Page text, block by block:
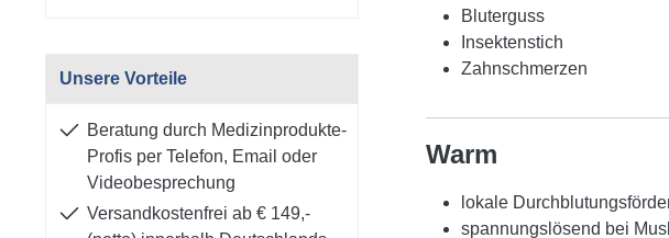
Unsere Vorteile
Beratung durch Medizinprodukte-
Profis per Telefon, Email oder
Videobesprechung
Versandkostenfrei ab € 149,-
Bluterguss
Insektenstich
Zahnschmerzen
Warm
lokale
spannungslösend bei